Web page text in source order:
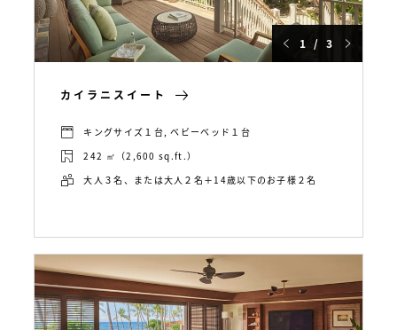
1 / 3
カイラニスイート
キングサイズ１台, ベビーベッド１台
242 ㎡（2,600 sq.ft.）
大人３名、または大人２名＋14歳以下のお子様２名